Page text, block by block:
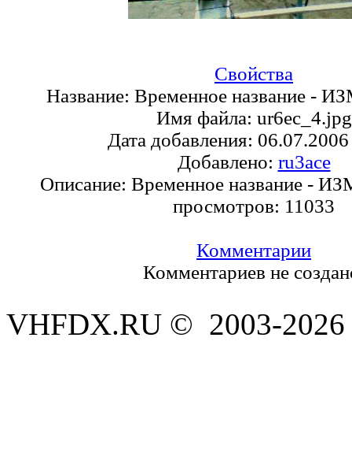
Свойства
Название: Временное название -
Имя файла: ur6ec_4.jpg
Дата добавления:
Добавлено: ru3ace
Описание: Временное название -
просмотров: 11033
Комментарии
Комментариев не
VHFDX.RU © 2003-2026